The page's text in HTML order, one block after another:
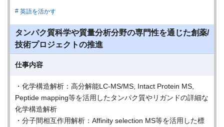
英語を活かす
タンパク質科学や質量分析分野の専門性を通じた創薬/
技術プロジェクトの推進
仕事内容
・化学構造解析：高分解能LC-MS/MS, Intact Protein MS,
Peptide mapping等を活用したタンパク質やリガンドの詳細な
化学構造解析
・分子間相互作用解析：Affinity selection MS等を活用した標